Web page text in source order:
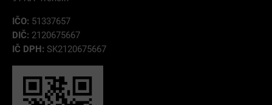
IČO: 51337657
DIČ: 2120675667
IČ DPH: SK2120675667